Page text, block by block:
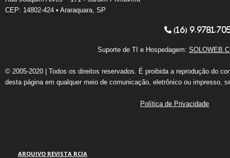
CEP: 14802-424 • Araraquara, SP
(16)
Suporte de TI e Hospedagem:
© 2005-2020 | Todos os direitos reservados. É proibida a reprodução do
desta página em qualquer meio de comunicação, eletrônico ou impresso,
Política de Privacidade
ARQUIVO REVISTA RCIA